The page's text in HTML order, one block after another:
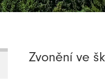
Zvonění ve